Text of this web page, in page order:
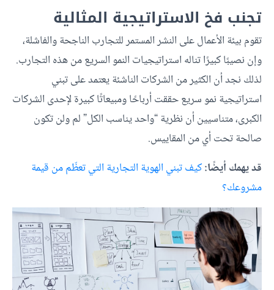
تجنب فخ الاستراتيجية المثالية
تقوم بيئة الأعمال على النشر المستمر للتجارب الناجحة والفاشلة،
وإن نصيبًا كبيرًا تناله استراتيجيات النمو السريع من هذه التجارب.
لذلك نجد أن الكثير من الشركات الناشئة يعتمد على تبني
استراتيجية نمو سريع حققت أرباحًا ومبيعاتًا كبيرة لإحدى الشركات
الكبرى، متناسيين أن نظرية “واحد يناسب الكل” لم ولن تكون
صالحة تحت أي من المقاييس.
قد يهمك أيضًا:كيف تبني الهوية التجارية التي تعظّم من قيمة
مشروعك؟